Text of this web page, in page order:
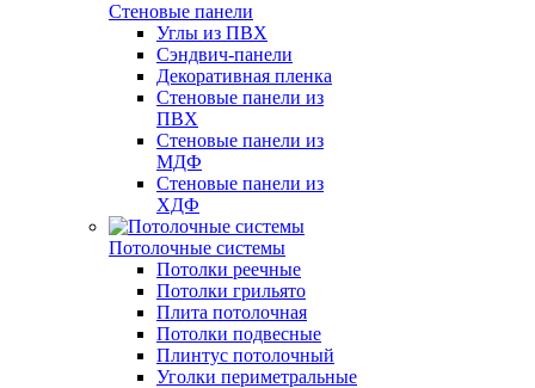
Стеновые панели
Углы из ПВХ
Сэндвич-панели
Декоративная пленка
Стеновые панели из
ПВХ
Стеновые панели из
МДФ
Стеновые панели из
ХДФ
Потолочные системы
Потолки реечные
Потолки грильято
Плита потолочная
Потолки подвесные
Плинтус потолочный
Уголки периметральные